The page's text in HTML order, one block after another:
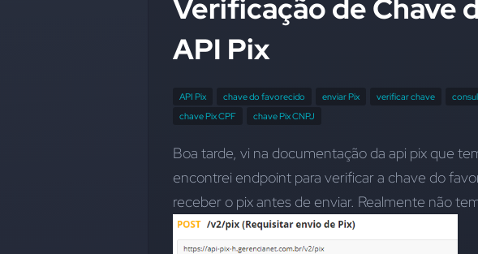
Verificação de Chave
API Pix
API Pix chave do favorecido enviar Pix verificar chave
chave Pix CPF
chave Pix CNPJ
Boa tarde, vi na documentação da api pix que
encontrei endpoint para verificar a chave do
receber o pix antes de enviar. Realmente não